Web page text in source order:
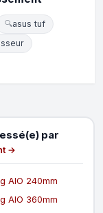
🔍asus tuf
par
→
AIO 240mm
AIO 360mm